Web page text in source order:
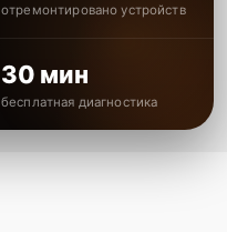
отремонтировано устройств
30 мин
бесплатная диагностика